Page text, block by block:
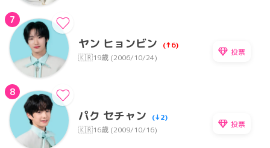
7
ヤン ヒョンビン
(↑6)
🇰🇷19歳 (2006/10/24)
投票
8
パク セチャン
(↓2)
🇰🇷16歳 (2009/10/16)
投票